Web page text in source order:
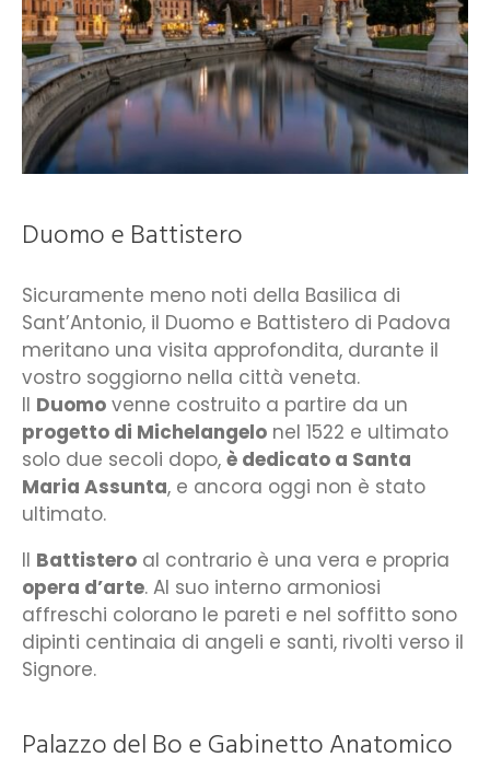
Duomo e Battistero
Sicuramente meno noti della Basilica di
Sant’Antonio, il Duomo e Battistero di Padova
meritano una visita approfondita, durante il
vostro soggiorno nella città veneta.
Il Duomo venne costruito a partire da un
progetto di Michelangelo nel 1522 e ultimato
solo due secoli dopo, è dedicato a Santa
Maria Assunta, e ancora oggi non è stato
ultimato.
Il Battistero al contrario è una vera e propria
opera d’arte. Al suo interno armoniosi
affreschi colorano le pareti e nel soffitto sono
dipinti centinaia di angeli e santi, rivolti verso il
Signore.
Palazzo del Bo e Gabinetto Anatomico